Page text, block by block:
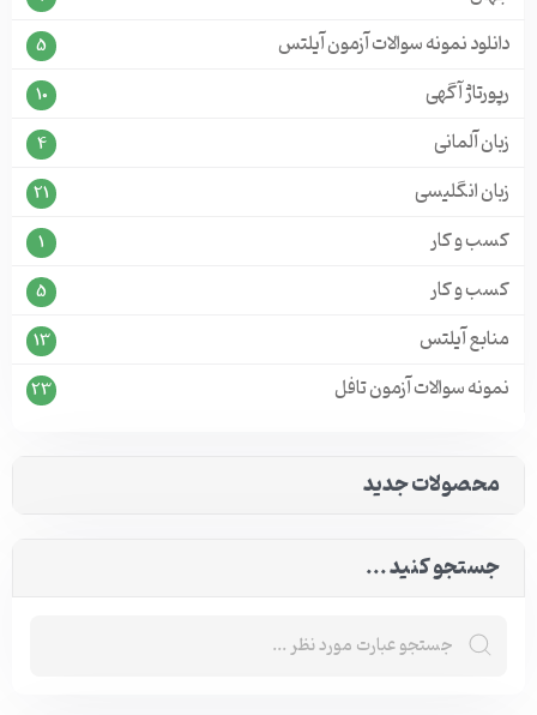
دانلود نمونه سوالات آزمون آیلتس 5
رپورتاژ آگهی 10
زبان آلمانی 4
زبان انگلیسی 21
کسب و کار 1
کسب و کار 5
منابع آیلتس 13
نمونه سوالات آزمون تافل 23
محصولات جدید
جستجو کنید ...